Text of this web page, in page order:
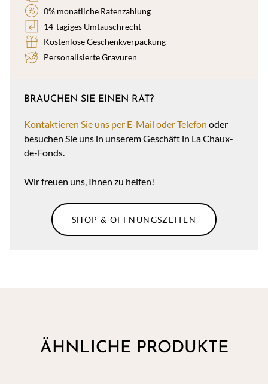
0% monatliche Ratenzahlung
14-tägiges Umtauschrecht
Kostenlose Geschenkverpackung
Personalisierte Gravuren
BRAUCHEN SIE EINEN RAT?
Kontaktieren Sie uns per E-Mail oder Telefon oder
besuchen Sie uns in unserem Geschäft in La Chaux-
de-Fonds.
Wir freuen uns, Ihnen zu helfen!
SHOP & ÖFFNUNGSZEITEN
ÄHNLICHE PRODUKTE